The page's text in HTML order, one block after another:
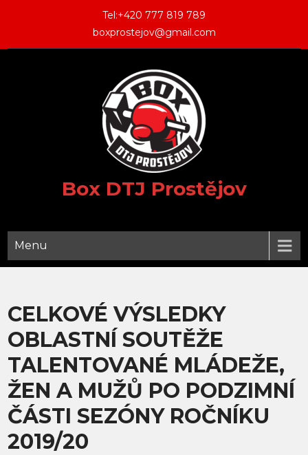
Tel:+420 777 819 789
boxprostejov@gmail.com
Box DTJ Prostějov
Menu
CELKOVÉ VÝSLEDKY
OBLASTNÍ SOUTĚŽE
TALENTOVANÉ MLÁDEŽE,
ŽEN A MUŽŮ PO PODZIMNÍ
ČÁSTI SEZÓNY ROČNÍKU
2019/20